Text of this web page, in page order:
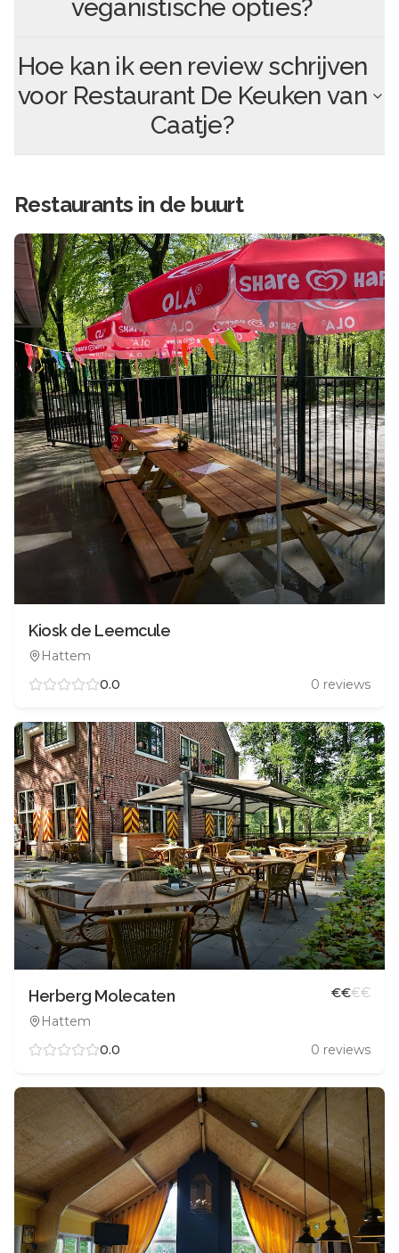
veganistische opties?
Hoe kan ik een review schrijven
voor Restaurant De Keuken van
Caatje?
Restaurants in de buurt
Kiosk de Leemcule
Hattem
0.0
0 reviews
Herberg Molecaten
Hattem
€€€€
0.0 0 reviews